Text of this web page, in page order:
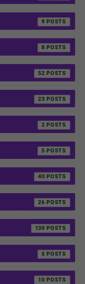
9
8
52
23
2
5
40
26
130
5
10